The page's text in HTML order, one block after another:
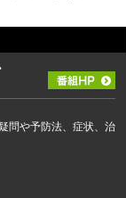
問や予防法、症状、治